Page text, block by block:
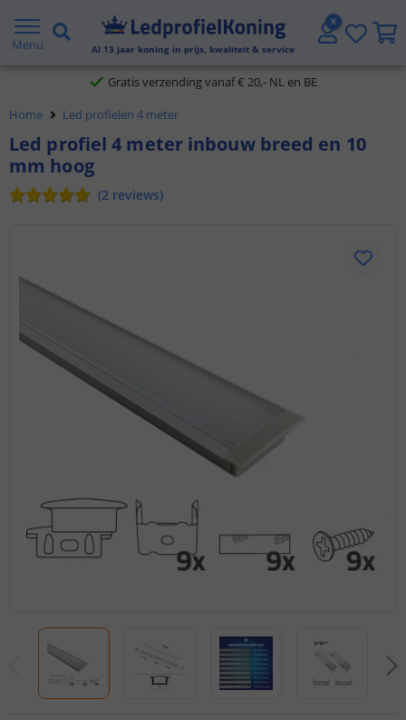
Menu Al 13 jaar koning in prijs, kwaliteit & service
2 jaar garantie
Gratis verzending vanaf € 20,- NL en BE
Klantbeoordeling 9.1
Home Led profielen 4 meter
Led profiel 4 meter inbouw breed en 10
mm hoog
(2 reviews)